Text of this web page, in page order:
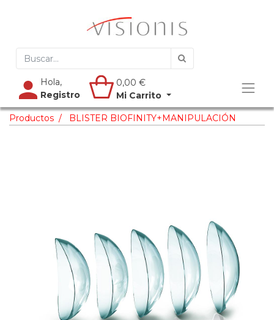
Hola,
Registro
0,00 €
Mi Carrito
Productos BLISTER BIOFINITY+MANIPULACIÓN